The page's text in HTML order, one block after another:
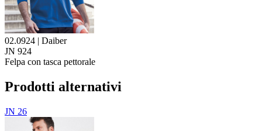
02.0924 | Daiber
JN 924
Felpa con tasca pettorale
Prodotti alternativi
JN 26